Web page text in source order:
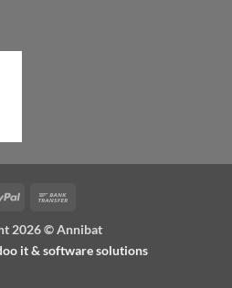
PayPal
2026 ©Annibat
it & software solutions